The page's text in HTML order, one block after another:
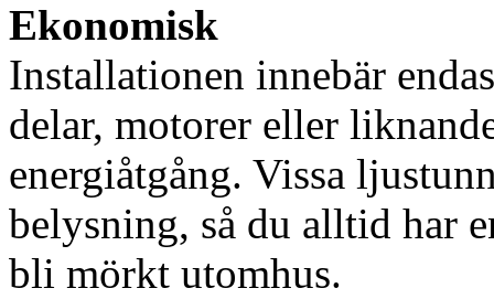
Ekonomisk
Installationen innebär
delar, motorer eller
energiåtgång. Vissa
belysning, så du alltid har
bli mörkt utomhus.